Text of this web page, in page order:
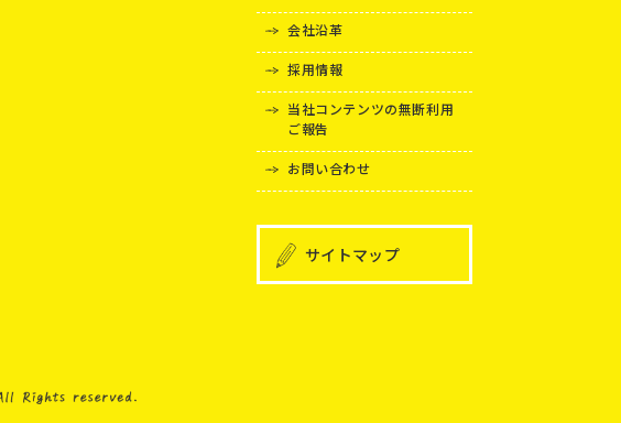
会社沿革
採用情報
当社コンテンツの無断利用
ご報告
お問い合わせ
サイトマップ